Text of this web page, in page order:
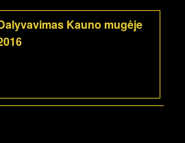
Kauno mugėje